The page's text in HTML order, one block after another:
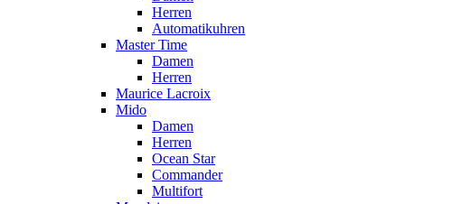
Herren
Automatikuhren
Master Time
Damen
Herren
Maurice Lacroix
Mido
Damen
Herren
Ocean Star
Commander
Multifort